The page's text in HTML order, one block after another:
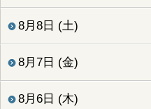
8月8日 (土)
8月7日 (金)
8月6日 (木)